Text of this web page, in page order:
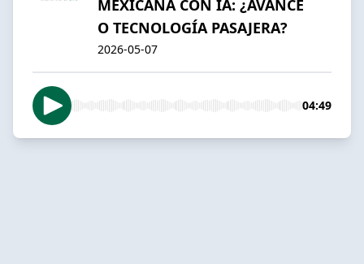
MEXICANA CON IA: ¿AVANCE
O TECNOLOGÍA PASAJERA?
2026-05-07
04:49